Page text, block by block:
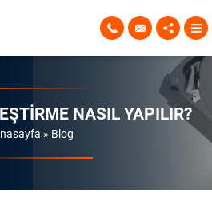
NASIL YAPILIR?
» Blog